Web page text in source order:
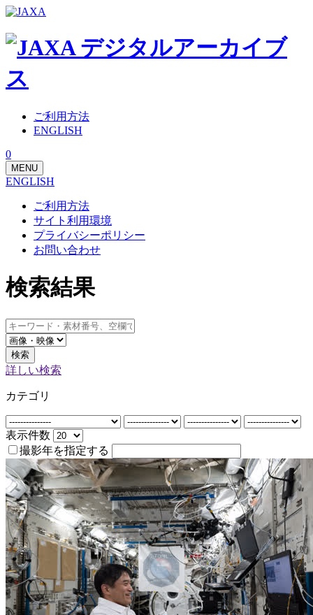
ご利用方法
ENGLISH
0
MENU
ENGLISH
ご利用方法
サイト利用環境
プライバシーポリシー
お問い合わせ
検索結果
検索
詳しい検索
カテゴリ
表示件数
撮影年を指定する